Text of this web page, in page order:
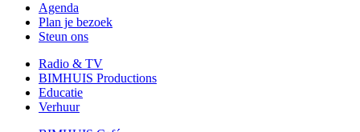
Agenda
Plan je bezoek
Steun ons
Radio & TV
BIMHUIS Productions
Educatie
Verhuur